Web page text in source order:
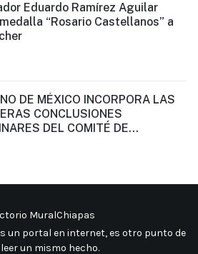
Eduardo Ramírez Aguilar
“Rosario Castellanos” a
DE MÉXICO INCORPORA LAS
CONCLUSIONES
DEL COMITÉ DE
Y ESPECIALISTAS PARA EL
CLAUDIA SHEINBAUM
MuralChiapas
un portal en internet, es otro punto de
un mismo hecho.